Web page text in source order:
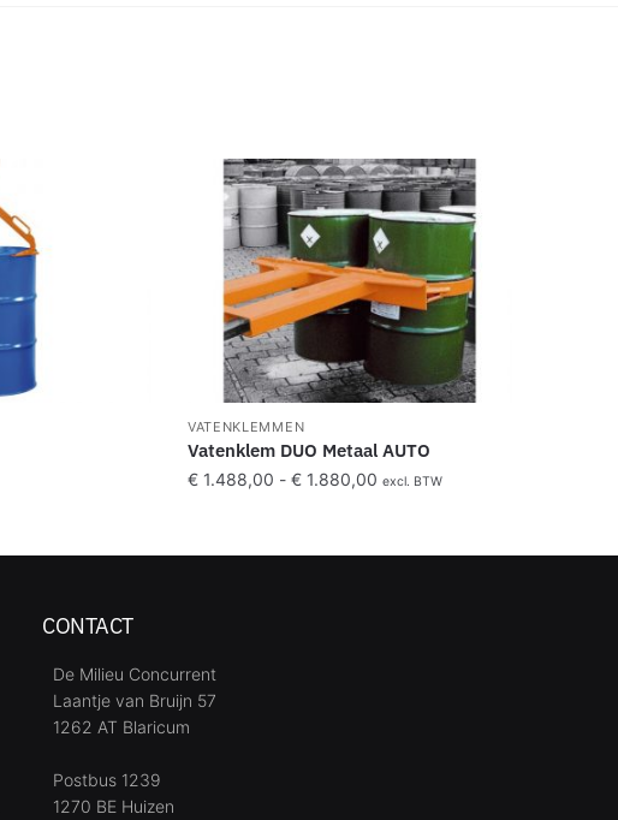
VATENKLEMMEN
Vatenklem DUO Metaal AUTO
€1.488,00 - €1.880,00 excl. BTW
CONTACT
De Milieu Concurrent
Laantje van Bruijn 57
1262 AT Blaricum
Postbus 1239
1270 BE Huizen